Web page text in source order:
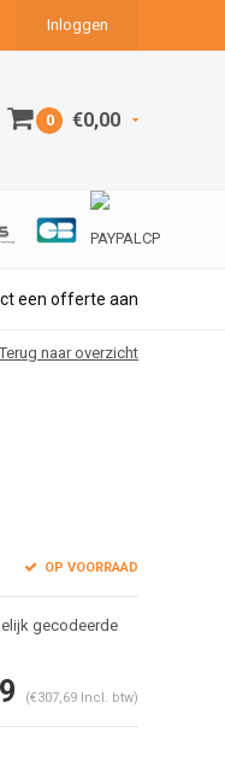
Inloggen
0 €0,00
een offerte aan
Terug naar overzicht
OP VOORRAAD
gecodeerde
(€307,69 Incl. btw)